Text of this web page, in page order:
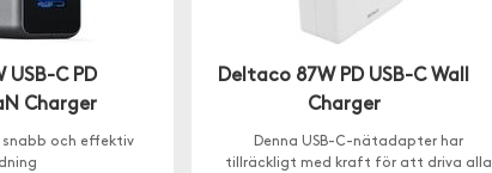
USB-C PD
Charger
och effektiv
Deltaco 87W PD USB-C Wall
Charger
Denna USB-C-nätadapter har
tillräckligt med kraft för att driva alla